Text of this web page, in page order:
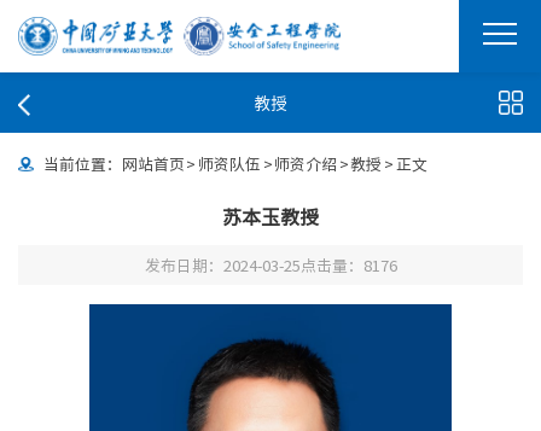
教授
当前位置： 网站首页> 师资队伍 >师资介绍 >教授 >正文
苏本玉教授
发布日期：2024-03-25点击量： 8176